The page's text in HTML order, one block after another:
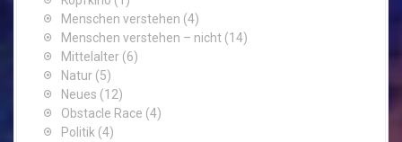
Menschen verstehen (4)
Menschen verstehen – nicht (14)
Mittelalter (6)
Natur (5)
Neues (12)
Obstacle Race (4)
Politik (4)